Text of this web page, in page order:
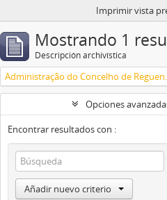
Imprimir vista
Mostrando 1
Descripción archivística
Opciones
Encontrar resultados con :
Añadir nuevo criterio